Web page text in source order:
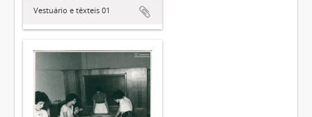
Vestuário e têxteis 01